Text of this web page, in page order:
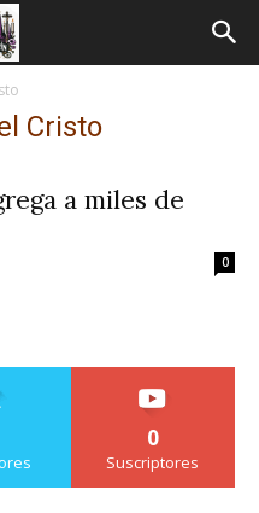
Cristo
a miles de
0
0
Suscriptores